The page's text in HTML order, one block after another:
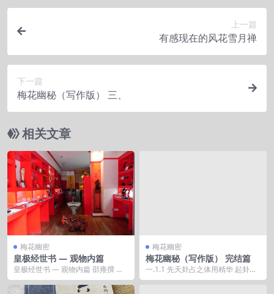
上一篇
有感现在的风花雪月禅
下一篇
梅花幽秘（写作版） 三、
相关文章
梅花幽密
皇极经世书 — 观物内篇
皇极经世书 — 观物内篇 邵雍撰 观
物篇五十一 物之大者无若天地，
然...
梅花幽密
梅花幽秘（写作版） 完结篇
一.1.1 先天卦占之体用精华 起卦方
式：时间起卦 占问事宜：关心的